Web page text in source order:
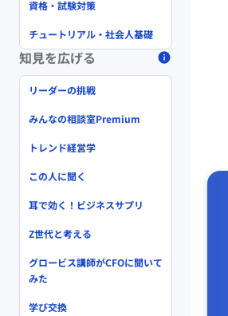
資格・試験対策
チュートリアル・社会人基礎
知見を広げる
リーダーの挑戦
みんなの相談室Premium
トレンド経営学
この人に聞く
耳で効く！ビジネスサプリ
Z世代と考える
グロービス講師がCFOに聞いて
みた
学び交換